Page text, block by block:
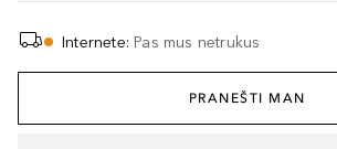
Internete: Pas mus netrukus
PRANEŠTI MAN